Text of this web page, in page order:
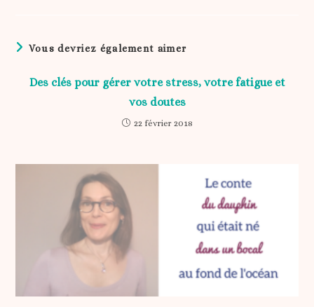
Vous devriez également aimer
Des clés pour gérer votre stress, votre fatigue et
vos doutes
22 février 2018